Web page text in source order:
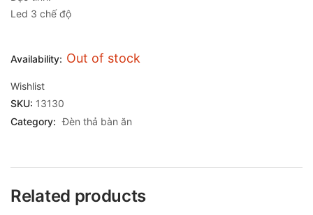
Led 3 chế độ
Availability: Out of stock
Wishlist
SKU: 13130
Category: Đèn thả bàn ăn
Related products